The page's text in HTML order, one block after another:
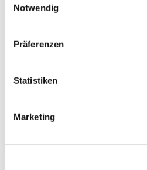
Notwendig
Präferenzen
Statistiken
Marketing